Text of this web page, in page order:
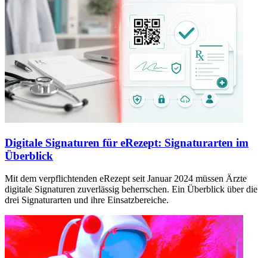
Digitale Signaturen für eRezept: Signaturarten im
Überblick
Mit dem verpflichtenden eRezept seit Januar 2024 müssen Ärzte
digitale Signaturen zuverlässig beherrschen. Ein Überblick über die
drei Signaturarten und ihre Einsatzbereiche.